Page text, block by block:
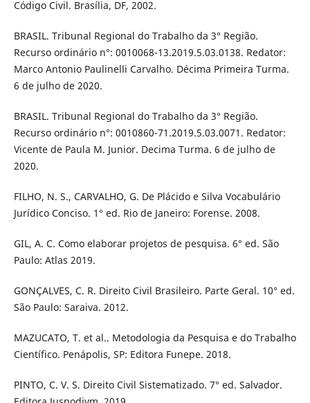
Código Civil. Brasília, DF, 2002.
BRASIL. Tribunal Regional do Trabalho da 3° Região.
Recurso ordinário n°: 0010068-13.2019.5.03.0138. Redator:
Marco Antonio Paulinelli Carvalho. Décima Primeira Turma.
6 de julho de 2020.
BRASIL. Tribunal Regional do Trabalho da 3° Região.
Recurso ordinário n°: 0010860-71.2019.5.03.0071. Redator:
Vicente de Paula M. Junior. Decima Turma. 6 de julho de
2020.
FILHO, N. S., CARVALHO, G. De Plácido e Silva Vocabulário
Jurídico Conciso. 1° ed. Rio de Janeiro: Forense. 2008.
GIL, A. C. Como elaborar projetos de pesquisa. 6° ed. São
Paulo: Atlas 2019.
GONÇALVES, C. R. Direito Civil Brasileiro. Parte Geral. 10° ed.
São Paulo: Saraiva. 2012.
MAZUCATO, T. et al.. Metodologia da Pesquisa e do Trabalho
Científico. Penápolis, SP: Editora Funepe. 2018.
PINTO, C. V. S. Direito Civil Sistematizado. 7° ed. Salvador.